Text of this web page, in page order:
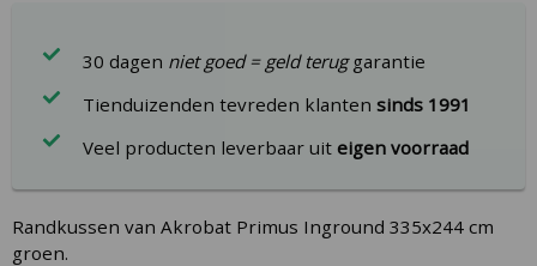
30 dagen niet goed = geld teruggarantie
Tienduizenden tevreden klantensinds 1991
Veel producten leverbaar uiteigen voorraad
Randkussen van Akrobat Primus Inground 335x244 cm
groen.